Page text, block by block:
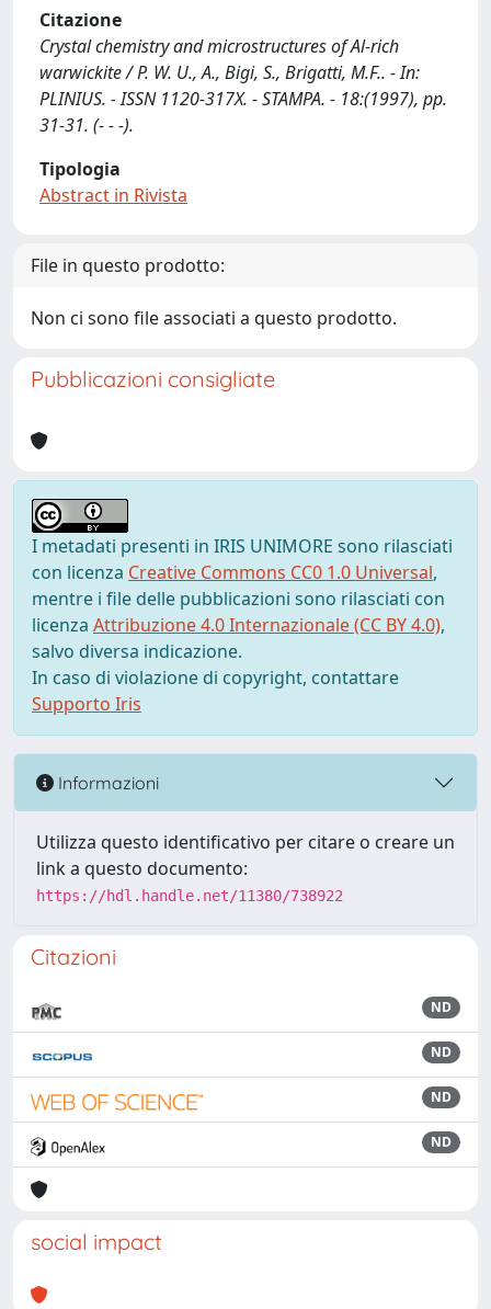
Citazione
Crystal chemistry and microstructures of Al-rich
warwickite / P. W. U., A., Bigi, S., Brigatti, M.F.. - In:
PLINIUS. - ISSN 1120-317X. - STAMPA. - 18:(1997), pp.
31-31. (- - -).
Tipologia
Abstract in Rivista
File in questo prodotto:
Non ci sono file associati a questo prodotto.
Pubblicazioni consigliate
I metadati presenti in IRIS UNIMORE sono rilasciati
con licenza Creative Commons CC0 1.0 Universal,
mentre i file delle pubblicazioni sono rilasciati con
licenza Attribuzione 4.0 Internazionale (CC BY 4.0),
salvo diversa indicazione.
In caso di violazione di copyright, contattare
Supporto Iris
Informazioni
Utilizza questo identificativo per citare o creare un
link a questo documento:
https://hdl.handle.net/11380/738922
Citazioni
ND
ND
ND
ND
social impact